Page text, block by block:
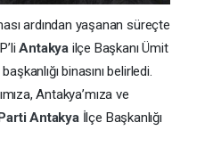
ardından yaşanan süreçte
Antakya ilçe Başkanı Ümit
binasını belirledi.
Antakya’mıza ve
Antakya İlçe Başkanlığı